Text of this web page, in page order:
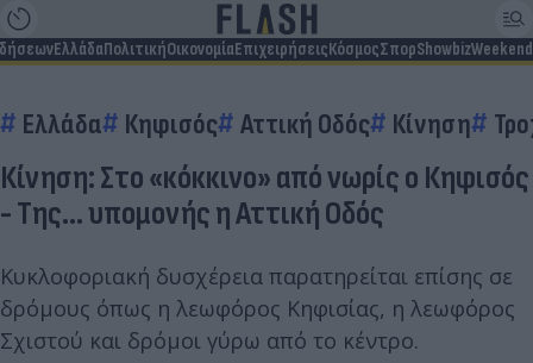
ΕλλάδαΠολιτικήΟικονομίαΕπιχειρήσειςΚόσμοςΣπορShowbizWeekend
Ελλάδα Κηφισός Αττική Οδός Κίνηση
Κίνηση: Στο «κόκκινο» από νωρίς ο Κηφισός
- Της... υπομονής η Αττική Οδός
Κυκλοφοριακή δυσχέρεια παρατηρείται επίσης σε
δρόμους όπως η λεωφόρος Κηφισίας, η λεωφόρος
Σχιστού και δρόμοι γύρω από το κέντρο.